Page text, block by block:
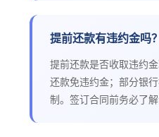
提前还款有违约金吗？
提前还款是否收取违约
还款免违约金；部分银
制。签订合同前务必了解